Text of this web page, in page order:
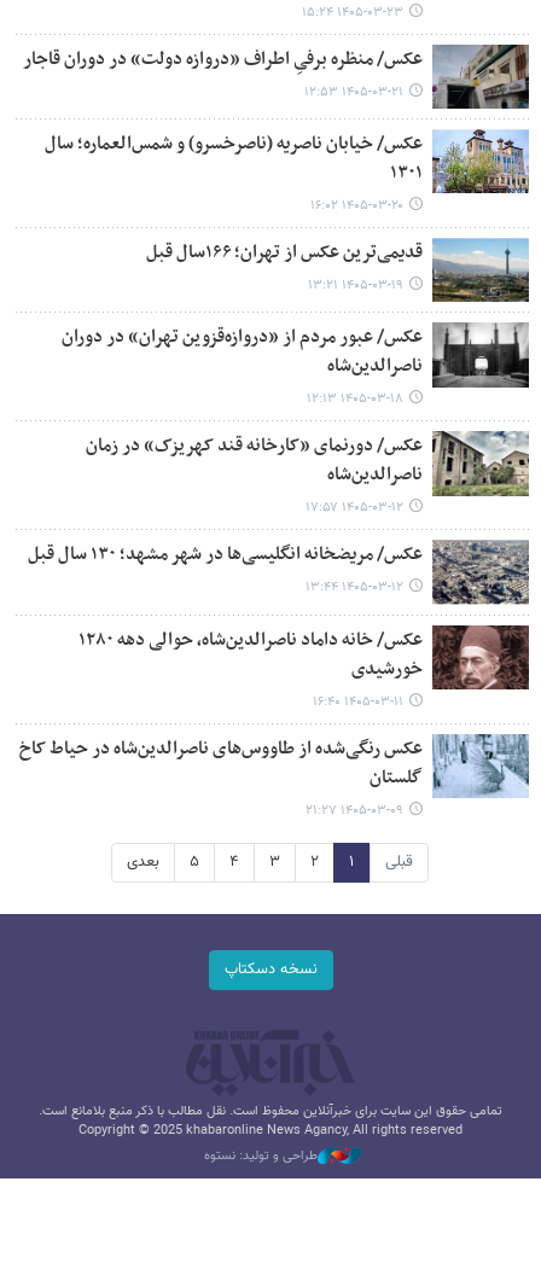
۱۴۰۵-۰۳-۲۳ ۱۵:۲۴
عکس/ منظره برفیِ اطراف «دروازه دولت» در دوران قاجار
۱۴۰۵-۰۳-۲۱ ۱۲:۵۳
عکس/ خیابان ناصریه (ناصرخسرو) و شمس‌العماره؛ سال
۱۳۰۱
۱۴۰۵-۰۳-۲۰ ۱۶:۰۲
قدیمی‌ترین عکس از تهران؛ ۱۶۶سال قبل
۱۴۰۵-۰۳-۱۹ ۱۳:۲۱
عکس/ عبور مردم از «دروازه‌قزوین تهران» در دوران
ناصرالدین‌شاه
۱۴۰۵-۰۳-۱۸ ۱۲:۱۳
عکس/ دورنمای «کارخانه قند کهریزک» در زمان
ناصرالدین‌شاه
۱۴۰۵-۰۳-۱۲ ۱۷:۵۷
عکس/ مریضخانه انگلیسی‌ها در شهر مشهد؛ ۱۳۰ سال قبل
۱۴۰۵-۰۳-۱۲ ۱۳:۴۴
عکس/ خانه داماد ناصرالدین‌شاه، حوالی دهه ۱۲۸۰
خورشیدی
۱۴۰۵-۰۳-۱۱ ۱۶:۴۰
عکس رنگی‌شده از طاووس‌های ناصرالدین‌شاه در حیاط کاخ
گلستان
۱۴۰۵-۰۳-۰۹ ۲۱:۲۷
قبلی ۱ ۲ ۳ ۴ ۵ بعدی
نسخه دسکتاپ
تمامی حقوق این سایت برای خبرآنلاین محفوظ است. نقل مطالب با ذکر منبع بلامانع است.
Copyright © 2025 khabaronline News Agancy, All rights reserved
طراحی و تولید: نستوه